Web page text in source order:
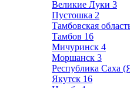
Великие Луки 3
Пустошка 2
Тамбовская
Тамбов 16
Мичуринск 4
Моршанск 3
Республика Саха
Якутск 16